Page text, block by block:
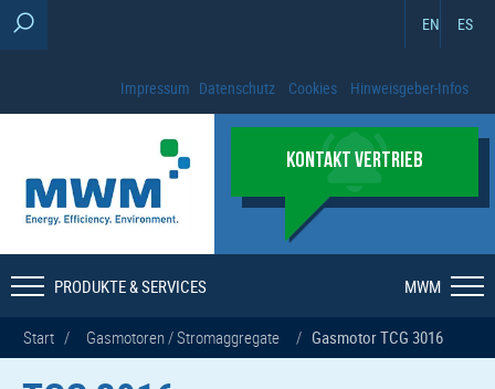
EN ES
Impressum Datenschutz Cookies Hinweisgeber-Infos
KONTAKT VERTRIEB
PRODUKTE & SERVICES MWM
Start / Gasmotoren / Stromaggregate / Gasmotor TCG 3016